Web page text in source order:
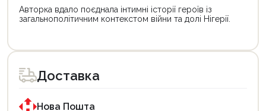
Авторка вдало поєднала інтимні історії героїв із
загальнополітичним контекстом війни та долі Нігерії.
товар
для
покупки
державною
програмою
товар
для
покупки
державною
програмою
Доставка
Нова Пошта